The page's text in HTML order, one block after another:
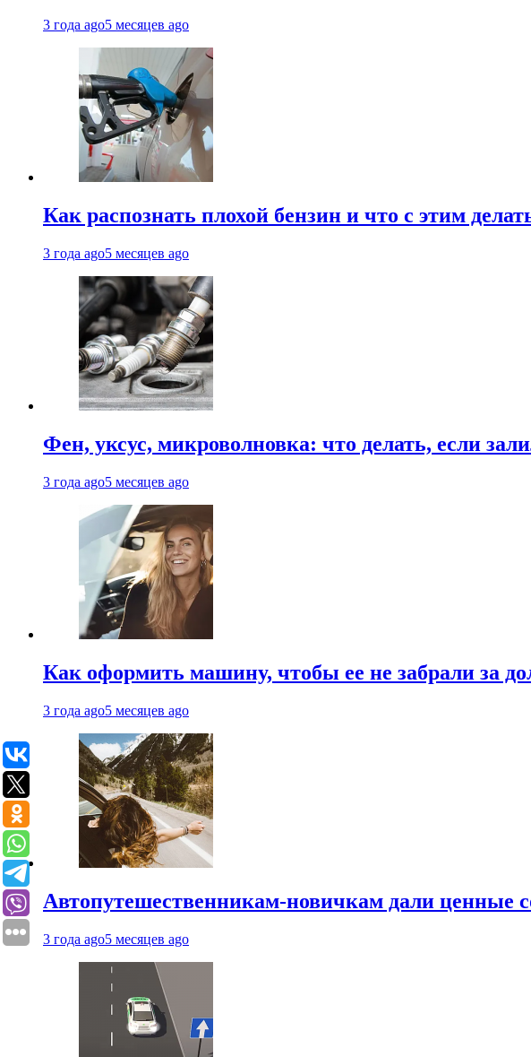
3 года ago5 месяцев ago
Как распознать плохой бензин и что с этим
3 года ago5 месяцев ago
Фен, уксус, микроволновка: что делать, если
3 года ago5 месяцев ago
Как оформить машину, чтобы ее не забрали за
3 года ago5 месяцев ago
Автопутешественникам-новичкам дали ценные
3 года ago5 месяцев ago